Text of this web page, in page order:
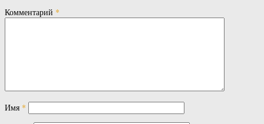
Комментарий *
Имя *